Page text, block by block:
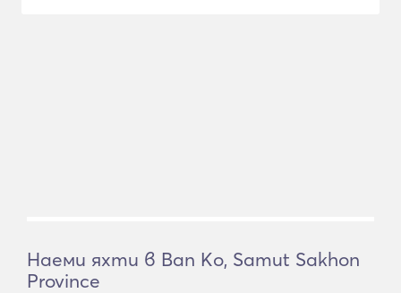
Наеми яхти в Ban Ko, Samut Sakhon
Province